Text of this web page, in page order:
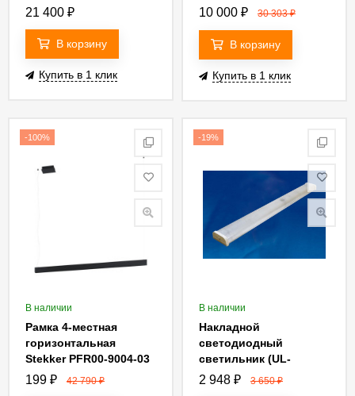
Elektrostandard LSG-
4690389129414
21 400 ₽
В корзину
Купить в 1 клик
10 000 ₽ 30 303₽
В корзину
Купить в 1 клик
-100%
В наличии
Рамка 4-местная
горизонтальная
Stekker PFR00-9004-03
39485
199 ₽ 42 790₽
-19%
В наличии
Накладной
светодиодный
светильник (UL-
00005086) Uniel ULO-
2 948 ₽ 3 650₽